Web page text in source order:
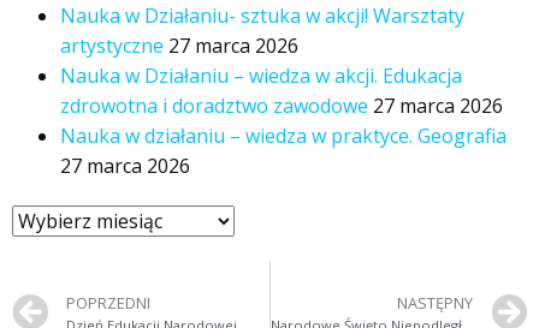
Nauka w Działaniu- sztuka w akcji! Warsztaty
artystyczne 27 marca 2026
Nauka w Działaniu – wiedza w akcji. Edukacja
zdrowotna i doradztwo zawodowe 27 marca 2026
Nauka w działaniu – wiedza w praktyce. Geografia
27 marca 2026
POPRZEDNI NASTĘPNY